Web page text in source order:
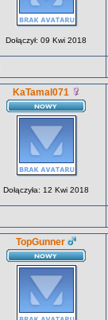
Dołączył: 09 Kwi 2018
KaTamal071
Dołączyła: 12 Kwi 2018
TopGunner